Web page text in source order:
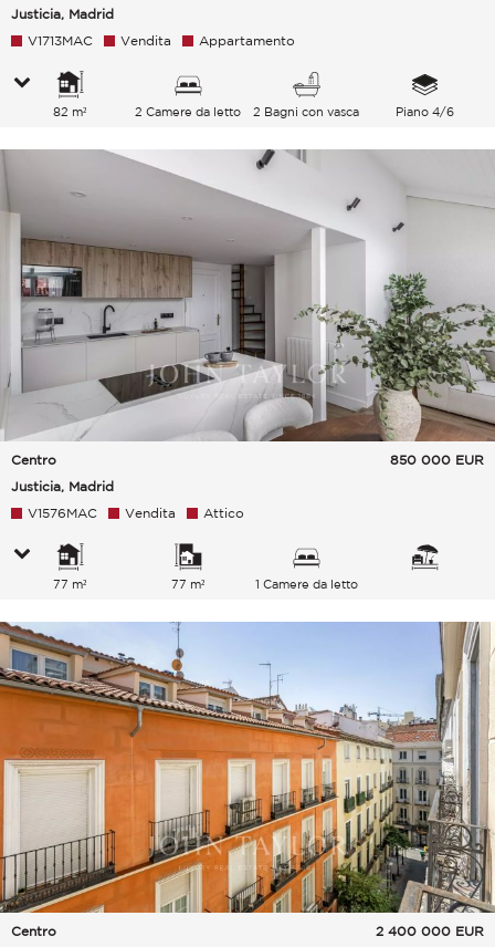
Justicia, Madrid
V1713MAC
Vendita Appartamento
82 m² 2 Camere da letto 2 Bagni con vasca Piano 4/6
Centro
Justicia, Madrid
850 000 EUR
V1576MAC Vendita Attico
77 m² 77 m² 1 Camere da letto
Centro
2 400 000 EUR